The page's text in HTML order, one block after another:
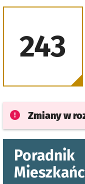
243
Zmiany w
Poradnik